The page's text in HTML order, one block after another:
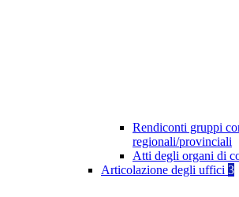
Rendiconti gruppi
regionali/provinciali
Atti degli organi di
Articolazione degli uffici 3